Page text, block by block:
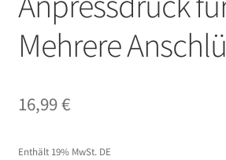
Mehrere
16,99€
Enthält 19% MwSt. DE